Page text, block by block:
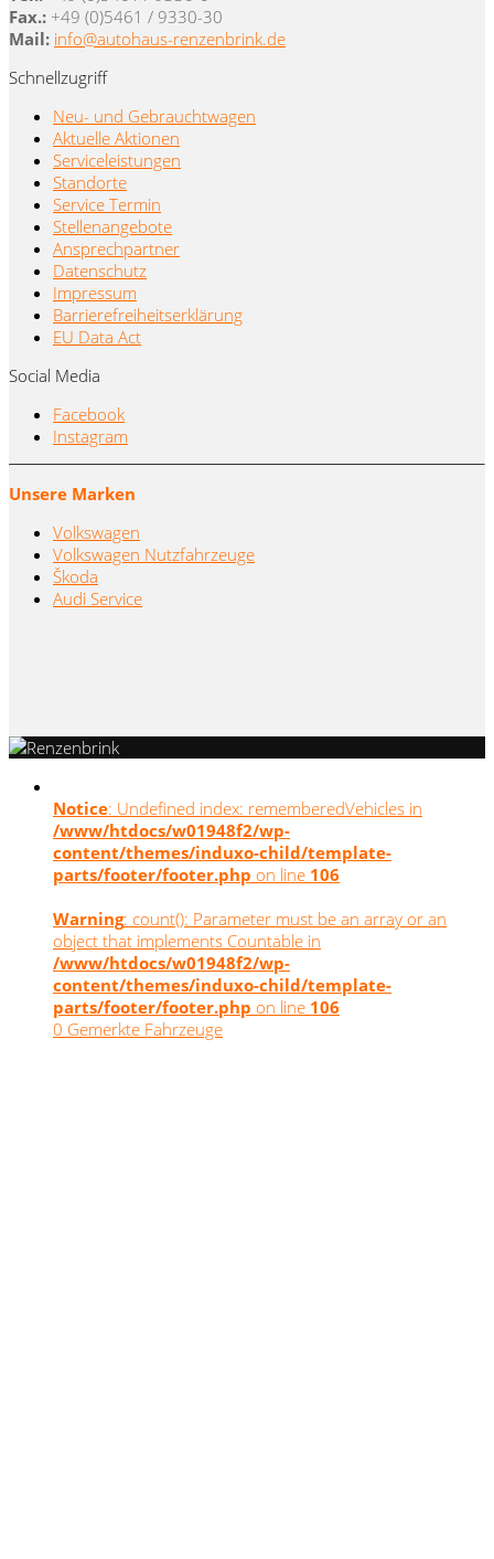
Fax.: +49 (0)5461 / 9330-30
Mail: info@autohaus-renzenbrink.de
Schnellzugriff
Neu- und Gebrauchtwagen
Aktuelle Aktionen
Serviceleistungen
Standorte
Service Termin
Stellenangebote
Ansprechpartner
Datenschutz
Impressum
Barrierefreiheitserklärung
EU Data Act
Social Media
Facebook
Instagram
Unsere Marken
Volkswagen
Volkswagen Nutzfahrzeuge
Škoda
Audi Service
Notice: Undefined index: rememberedVehicles in
/www/htdocs/w01948f2/wp-
content/themes/induxo-child/template-
parts/footer/footer.php on line 106
Warning: count(): Parameter must be an array or an
object that implements Countable in
/www/htdocs/w01948f2/wp-
content/themes/induxo-child/template-
parts/footer/footer.php on line 106
0 Gemerkte Fahrzeuge